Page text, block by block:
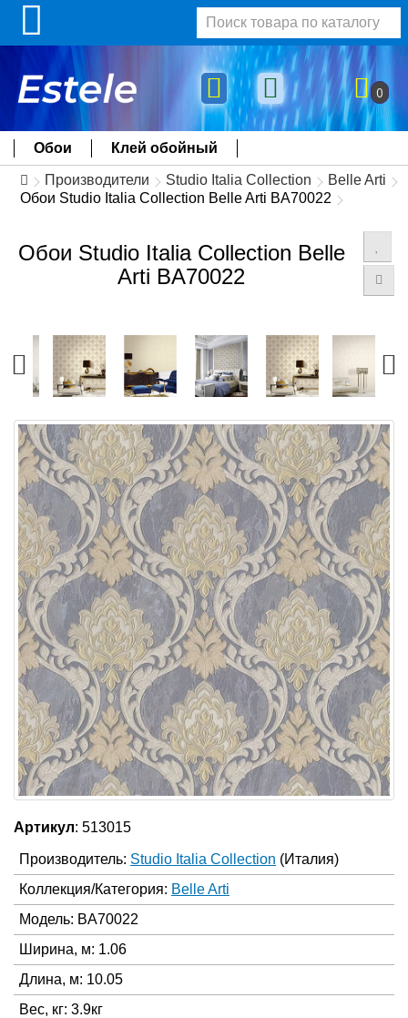
0
Обои Клей обойный
Производители Studio Italia Collection
Belle Arti
Обои Studio Italia Collection Belle Arti BA70022
Обои Studio Italia Collection Belle
Arti BA70022
Артикул: 513015
Производитель: Studio Italia Collection (Италия)
Коллекция/Категория: Belle Arti
Модель: BA70022
Ширина, м: 1.06
Длина, м: 10.05
Вес, кг: 3.9кг